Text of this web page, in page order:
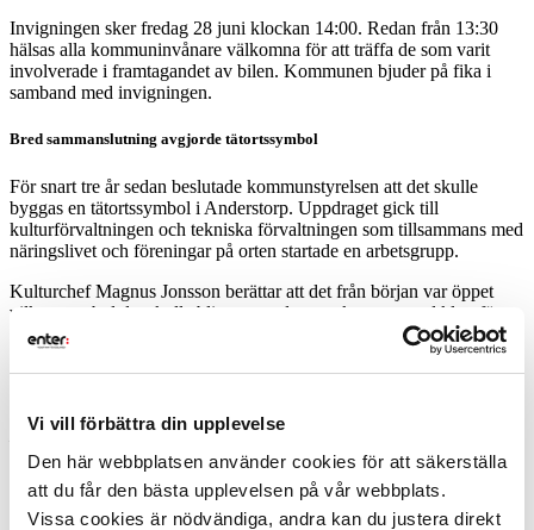
Vi vill förbättra din upplevelse
Den här webbplatsen använder cookies för att säkerställa
att du får den bästa upplevelsen på vår webbplats.
Vissa cookies är nödvändiga, andra kan du justera direkt
Invigningen sker fredag 28 juni klockan 14:00. Redan från 13:30
hälsas alla kommuninvånare välkomna för att träffa de som varit
involverade i framtagandet av bilen. Kommunen bjuder på fika i
samband med invigningen.
Bred sammanslutning avgjorde tätortssymbol
För snart tre år sedan beslutade kommunstyrelsen att det skulle
byggas en tätortssymbol i Anderstorp. Uppdraget gick till
kulturförvaltningen och tekniska förvaltningen som tillsammans med
näringslivet och föreningar på orten startade en arbetsgrupp.
Kulturchef Magnus Jonsson berättar att det från början var öppet
vilken symbol det skulle bli men att det ganska snart stod klart för
arbetsgruppen att motorsporten och dess betydelse för Anderstorp
skulle vara utgångspunkt för projektet. Medlemmarna i gruppen tog
tillbaka frågan till sina respektive föreningar och nätverk för att höra
– Det visade sig vara full uppslutning kring inriktningen.
Arbetsgruppen beslutade sig för att undersöka förutsättningarna
kring att få fram en Formel 1-bil som tätortssymbol, säger Peter
Edvinsson, teknisk chef.